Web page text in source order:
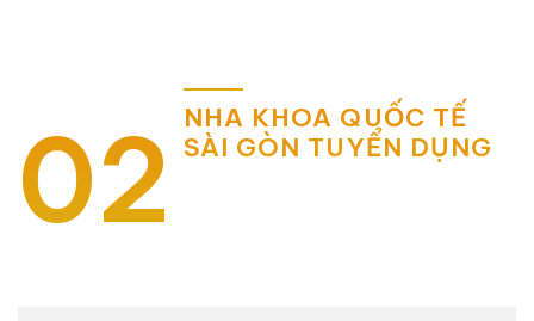
02
NHA KHOA QUỐC TẾ
SÀI GÒN TUYỂN DỤNG